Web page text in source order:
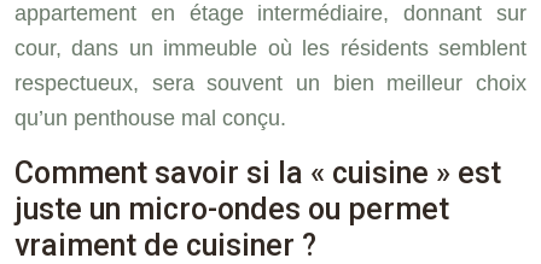
appartement en étage intermédiaire, donnant sur
cour, dans un immeuble où les résidents semblent
respectueux, sera souvent un bien meilleur choix
qu’un penthouse mal conçu.
Comment savoir si la « cuisine » est
juste un micro-ondes ou permet
vraiment de cuisiner ?